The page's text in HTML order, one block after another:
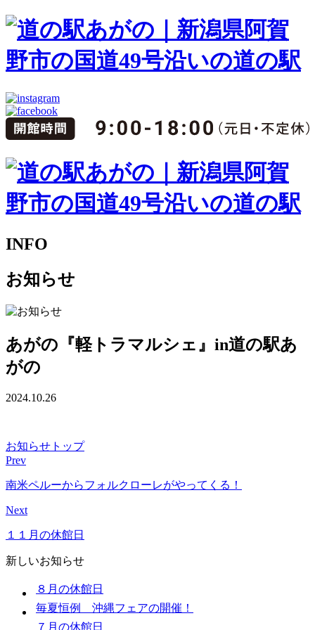
INFO
お知らせ
あがの『軽トラマルシェ』in道の駅あ
がの
2024.10.26
お知らせトップ
Prev
南米ペルーからフォルクローレがやってくる！
Next
１１月の休館日
新しいお知らせ
８月の休館日
毎夏恒例 沖縄フェアの開催！
７月の休館日